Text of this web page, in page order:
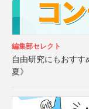
編集部セレクト
自由研究にもおす
夏》